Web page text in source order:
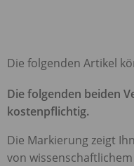
Die folgenden Artikel
Die folgenden beiden
kostenpflichtig.
Die Markierung zeigt
von